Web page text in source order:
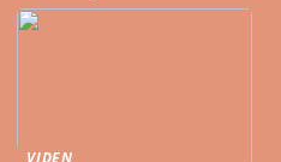
VIDEN